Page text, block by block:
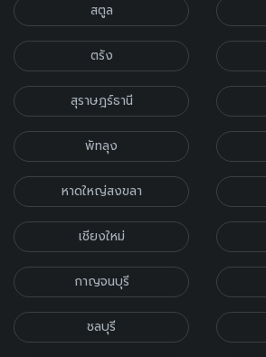
สตูล
ตรัง
สุราษฎร์ธานี
พัทลุง
หาดใหญ่สงขลา
เชียงใหม่
กาญจนบุรี
ชลบุรี